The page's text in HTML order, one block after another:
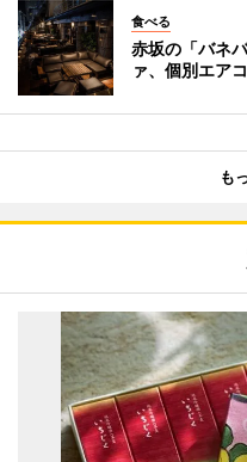
食べる
赤坂の「バネ
ァ、個別エア
も